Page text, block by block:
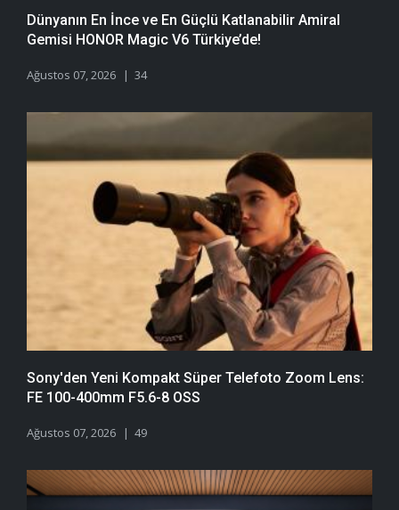
Dünyanın En İnce ve En Güçlü Katlanabilir Amiral
Gemisi HONOR Magic V6 Türkiye’de!
Ağustos 07, 2026 34
Sony'den Yeni Kompakt Süper Telefoto Zoom Lens:
FE 100-400mm F5.6-8 OSS
Ağustos 07, 2026 49